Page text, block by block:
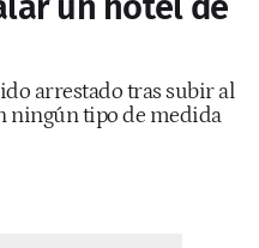
arrestado tras subir al
ningún tipo de medida